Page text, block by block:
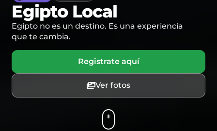
Egipto Local
Egipto no es un destino. Es una experiencia
que te cambia.
Registrate aquí
Ver fotos